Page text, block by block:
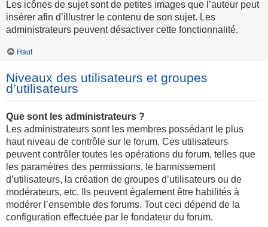
Les icônes de sujet sont de petites images que l’auteur peut
insérer afin d’illustrer le contenu de son sujet. Les
administrateurs peuvent désactiver cette fonctionnalité.
Haut
Niveaux des utilisateurs et groupes
d’utilisateurs
Que sont les administrateurs ?
Les administrateurs sont les membres possédant le plus
haut niveau de contrôle sur le forum. Ces utilisateurs
peuvent contrôler toutes les opérations du forum, telles que
les paramètres des permissions, le bannissement
d’utilisateurs, la création de groupes d’utilisateurs ou de
modérateurs, etc. Ils peuvent également être habilités à
modérer l’ensemble des forums. Tout ceci dépend de la
configuration effectuée par le fondateur du forum.